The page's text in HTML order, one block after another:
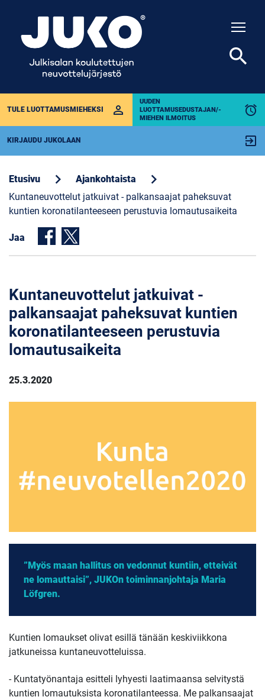
TULE LUOTTAMUSMIEHEKSI perm_identity
UUDEN
LUOTTAMUSEDUSTAJAN/-
MIEHEN ILMOITUS
alarm
KIRJAUDU JUKOLAAN exit_to_app
search
Etusivu chevron_right Ajankohtaista chevron_right
​​​​​​​Kuntaneuvottelut jatkuivat - palkansaajat paheksuvat
kuntien koronatilanteeseen perustuvia lomautusaikeita
Jaa
​​​​​​​Kuntaneuvottelut jatkuivat -
palkansaajat paheksuvat kuntien
koronatilanteeseen perustuvia
lomautusaikeita
25.3.2020
”Myös maan hallitus on vedonnut kuntiin, etteivät
ne lomauttaisi”, JUKOn toiminnanjohtaja Maria
Löfgren.
Kuntien lomaukset olivat esillä tänään keskiviikkona
jatkuneissa kuntaneuvotteluissa.
- Kuntatyönantaja esitteli lyhyesti laatimaansa selvitystä
kuntien lomautuksista koronatilanteessa. Me palkansaajat